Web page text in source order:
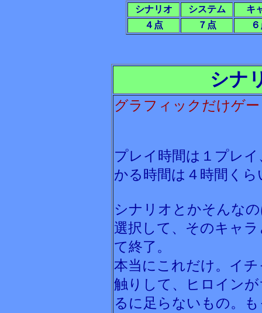
シナリオ システム
キ
４点
７点
シナ
グラフィックだけゲー
プレイ時間は１プレ
かる時間は４時間くら
シナリオとかそんな
選択して、そのキャ
て終了。
本当にこれだけ。イ
触りして、ヒロイン
るに足らないもの。